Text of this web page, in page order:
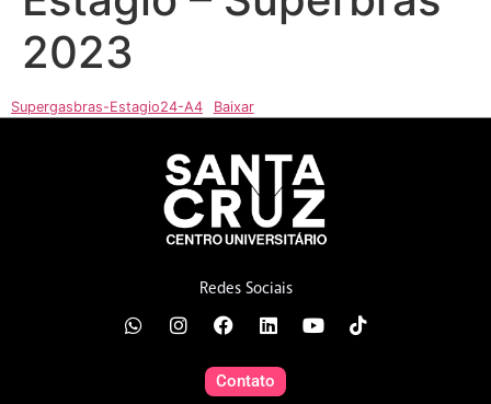
2023
Supergasbras-Estagio24-A4 Baixar
Redes Sociais
Contato